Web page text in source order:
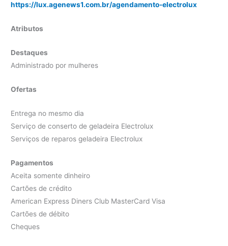
https://lux.agenews1.com.br/agendamento-electrolux
Atributos
Destaques
Administrado por mulheres
Ofertas
Entrega no mesmo dia
Serviço de conserto de geladeira Electrolux
Serviços de reparos geladeira Electrolux
Pagamentos
Aceita somente dinheiro
Cartões de crédito
American Express Diners Club MasterCard Visa
Cartões de débito
Cheques